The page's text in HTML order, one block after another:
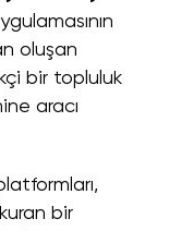
oluşan
bir topluluk
aracı
bir